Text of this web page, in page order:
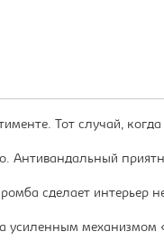
Тот случай, когда
Антивандальный
сделает интерьер
усиленным механизмом